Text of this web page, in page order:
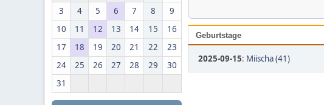
3
4 5 6 7 8
9
10
11 12 13 14 15
16
17
18 19 20 21 22
23
24
25 26 27 28 29
30
31
Geburtstage
2025-09-15: Miischa (41)